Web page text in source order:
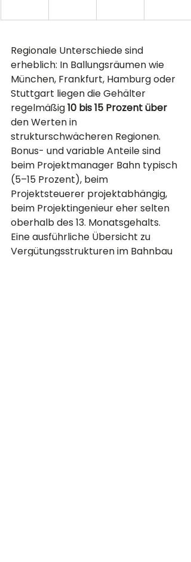
Regionale Unterschiede sind
erheblich: In Ballungsräumen wie
München, Frankfurt, Hamburg oder
Stuttgart liegen die Gehälter
regelmäßig 10 bis 15 Prozent über
den Werten in
strukturschwächeren Regionen.
Bonus- und variable Anteile sind
beim Projektmanager Bahn typisch
(5–15 Prozent), beim
Projektsteuerer projektabhängig,
beim Projektingenieur eher selten
oberhalb des 13. Monatsgehalts.
Eine ausführliche Übersicht zu
Vergütungsstrukturen im Bahnbau